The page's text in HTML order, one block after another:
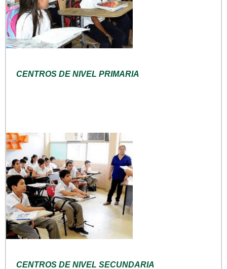
CENTROS DE NIVEL PRIMARIA
CENTROS DE NIVEL SECUNDARIA